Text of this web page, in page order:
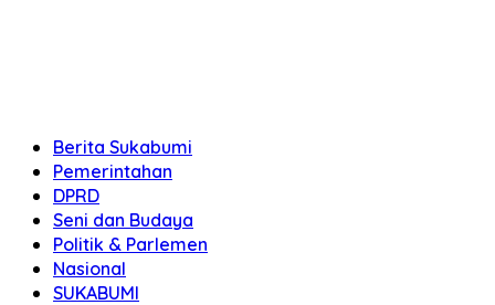
Berita Sukabumi
Pemerintahan
DPRD
Seni dan Budaya
Politik & Parlemen
Nasional
SUKABUMI